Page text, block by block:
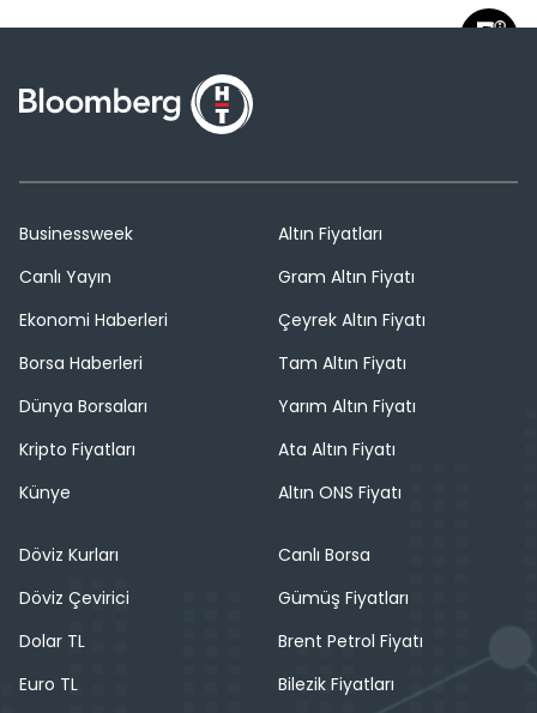
Businessweek
Canlı Yayın
Ekonomi Haberleri
Borsa Haberleri
Dünya Borsaları
Kripto Fiyatları
Künye
Altın Fiyatları
Gram Altın Fiyatı
Çeyrek Altın Fiyatı
Tam Altın Fiyatı
Yarım Altın Fiyatı
Ata Altın Fiyatı
Altın ONS Fiyatı
Döviz Kurları
Döviz Çevirici
Dolar TL
Euro TL
Canlı Borsa
Gümüş Fiyatları
Brent Petrol Fiyatı
Bilezik Fiyatları